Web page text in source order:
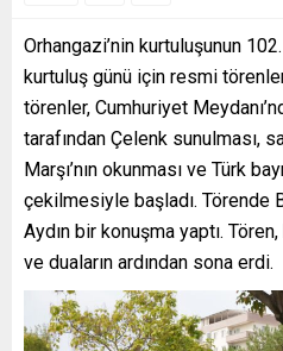
Orhangazi’nin kurtuluşunun
kurtuluş günü için resmi
törenler, Cumhuriyet
tarafından Çelenk sunulması,
Marşı’nın okunması ve Türk
çekilmesiyle başladı. Törende
Aydın bir konuşma yaptı.
ve duaların ardından sona erdi.